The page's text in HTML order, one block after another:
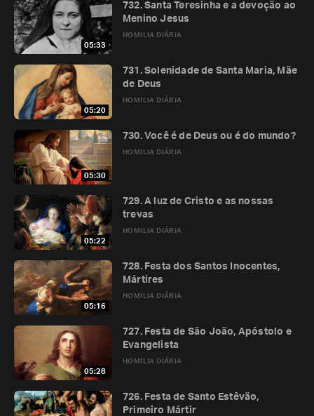
05:33
HOMILIA DIÁRIA
732. Santa Teresinha e a devoção ao
Menino Jesus
05:20
HOMILIA DIÁRIA
731. Solenidade de Santa Maria, Mãe
de Deus
05:30
HOMILIA DIÁRIA
730. Você é de Deus ou é do mundo?
05:22
HOMILIA DIÁRIA
729. A luz de Cristo e as nossas
trevas
05:16
HOMILIA DIÁRIA
728. Festa dos Santos Inocentes,
Mártires
05:28
HOMILIA DIÁRIA
727. Festa de São João, Apóstolo e
Evangelista
726. Festa de Santo Estêvão,
Primeiro Mártir